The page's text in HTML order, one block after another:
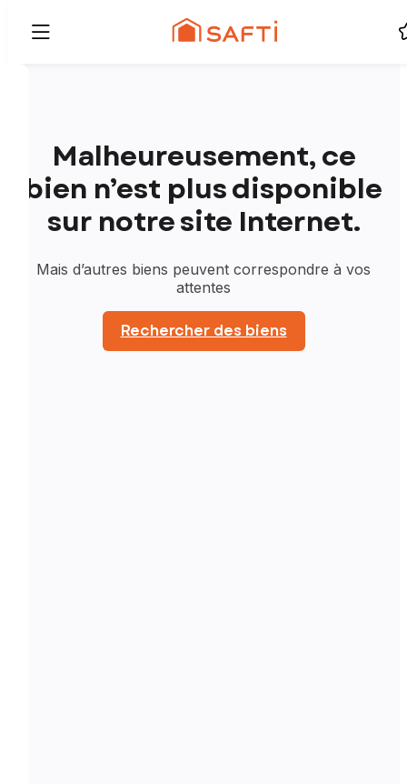
Malheureusement, ce
bien n’est plus disponible
sur notre site Internet.
Mais d’autres biens peuvent correspondre à vos
attentes
Rechercher des biens